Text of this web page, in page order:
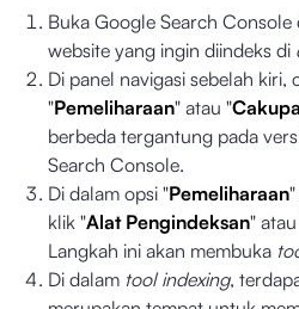
Buka Google Search
website yang ingin diindeks di
Di panel navigasi sebelah kiri,
"Pemeliharaan" atau "
berbeda tergantung pada
Search Console.
Di dalam opsi "Pemeliharaan
klik "Alat Pengindeksan"
Langkah ini akan membuka
Di dalam tool indexing,